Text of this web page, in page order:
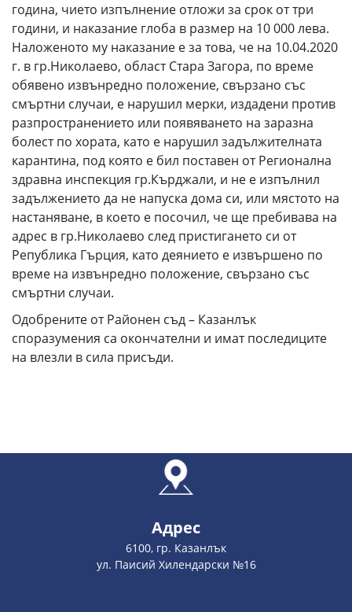
година, чието изпълнение отложи за срок от три
години, и наказание глоба в размер на 10 000 лева.
Наложеното му наказание е за това, че на 10.04.2020
г. в гр.Николаево, област Стара Загора, по време
обявено извънредно положение, свързано със
смъртни случаи, е нарушил мерки, издадени против
разпространението или появяването на заразна
болест по хората, като е нарушил задължителната
карантина, под която е бил поставен от Регионална
здравна инспекция гр.Кърджали, и не е изпълнил
задължението да не напуска дома си, или мястото на
настаняване, в което е посочил, че ще пребивава на
адрес в гр.Николаево след пристигането си от
Република Гърция, като деянието е извършено по
време на извънредно положение, свързано със
смъртни случаи.
Одобрените от Районен съд – Казанлък
споразумения са окончателни и имат последиците
на влезли в сила присъди.
Адрес
6100, гр. Казанлък
ул. Паисий Хилендарски №16